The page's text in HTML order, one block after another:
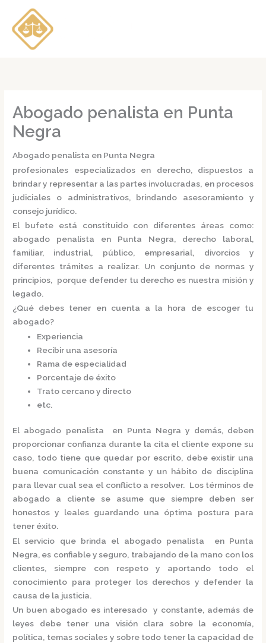
contenido
Abogado penalista en Punta
Negra
Abogado penalista en Punta Negra
profesionales especializados en derecho, dispuestos a
brindar y representar a las partes involucradas, en procesos
judiciales o administrativos, brindando asesoramiento y
consejo jurídico.
El bufete está constituido con diferentes áreas como:
abogado penalista en Punta Negra,
derecho laboral,
familiar, industrial, público, empresarial, divorcios y
diferentes trámites a realizar. Un conjunto de normas y
principios, porque defender tu derecho es nuestra misión y
legado.
¿Qué debes tener en cuenta a la hora de escoger tu
abogado?
Experiencia
Recibir una asesoría
Rama de especialidad
Porcentaje de éxito
Trato cercano y directo
etc.
El abogado penalista en Punta Negray demás, deben
proporcionar confianza durante la cita el cliente expone su
caso, todo tiene que quedar por escrito, debe existir una
buena comunicación constante y un hábito de disciplina
para llevar cual sea el conflicto a resolver. Los términos de
abogado a cliente se asume que siempre deben ser
honestos y leales guardando una óptima postura para
tener éxito.
El servicio que brinda el abogado penalista en Punta
Negra, es confiable y seguro, trabajando de la mano con los
clientes, siempre con respeto y aportando todo el
conocimiento para proteger los derechos y defender la
causa de la justicia.
Un buen abogado es interesado y constante, además de
leyes debe tener una visión clara sobre la economía,
política, temas sociales y sobre todo tener la capacidad de